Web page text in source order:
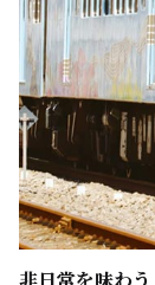
非日常を味わう